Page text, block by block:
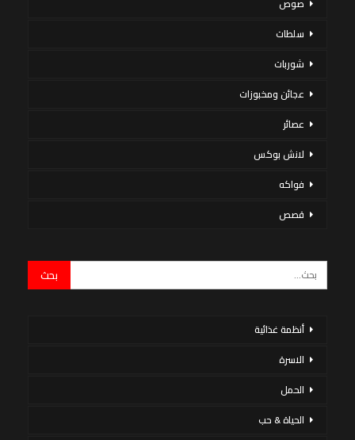
سلطات
شوربات
عجائن ومخبوزات
عصائر
لانش بوكس
فواكه
قصص
أنظمة غذائية
الاسرة
الحمل
الحياة & حب